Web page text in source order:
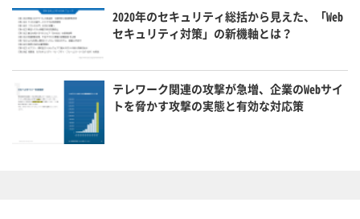
2020年のセキュリティ総括から見えた、「Web
セキュリティ対策」の新機軸とは？
テレワーク関連の攻撃が急増、企業のWebサイ
トを脅かす攻撃の実態と有効な対応策